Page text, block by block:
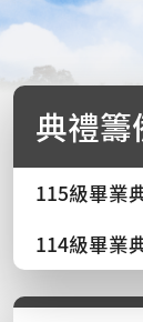
典禮籌
115級畢業
114級畢業